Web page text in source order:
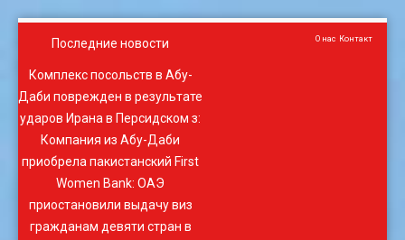
Последние новости
Комплекс посольств в Абу-
Даби поврежден в результате
ударов Ирана в Персидском з:
Компания из Абу-Даби
приобрела пакистанский First
Women Bank: ОАЭ
приостановили выдачу виз
гражданам девяти стран в
О нас Контакт